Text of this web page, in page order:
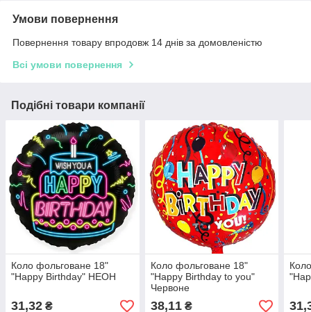
Умови повернення
Повернення товару впродовж 14 днів за домовленістю
Всі умови повернення
Подібні товари компанії
Коло фольговане 18"
"Happy Birthday" НЕОН
31,32 ₴
Коло фольговане 18"
"Happy Birthday to you"
Червоне
38,11₴